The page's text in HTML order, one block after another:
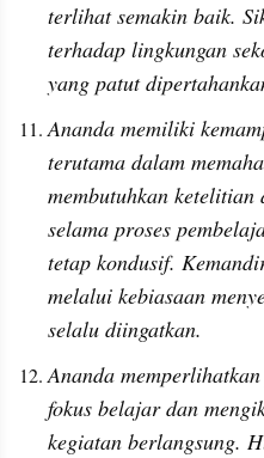
terlihat semakin baik.
terhadap lingkungan
yang patut
Ananda memiliki
terutama dalam
membutuhkan
selama proses
tetap kondusif.
melalui kebiasaan
selalu diingatkan.
Ananda
fokus belajar dan
kegiatan berlangsung.